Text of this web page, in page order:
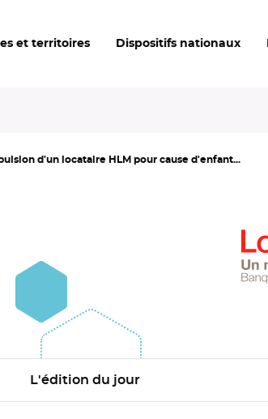
et territoires Dispositifs nationaux
d'un locataire HLM pour cause d'enfant...
L'édition du jour